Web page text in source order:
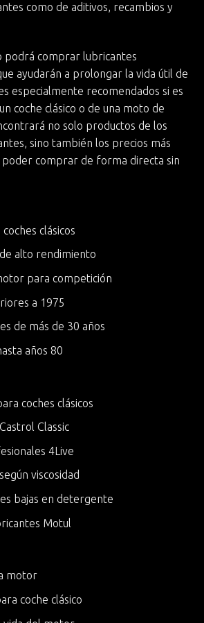
como de aditivos, recambios y
podrá comprar lubricantes
ayudarán a prolongar la vida útil de
especialmente recomendados si es
coche clásico o de una moto de
no solo productos de los
sino también los precios más
poder comprar de forma directa sin
clásicos
de alto rendimiento
para competición
a 1975
de más de 30 años
años 80
coches clásicos
Classic
4Live
viscosidad
bajas en detergente
Motul
motor
coche clásico